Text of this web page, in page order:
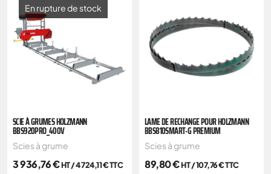
En rupture de stock
SCIE À GRUMES HOLZMANN
BBS920PRO_400V
Scies à grume
3 936,76€HT /4 724,11€TTC
LAME DE RECHANGE POUR HOLZMANN
BBS810SMART-G PREMIUM
Scies à grume
89,80€HT /107,76€TTC